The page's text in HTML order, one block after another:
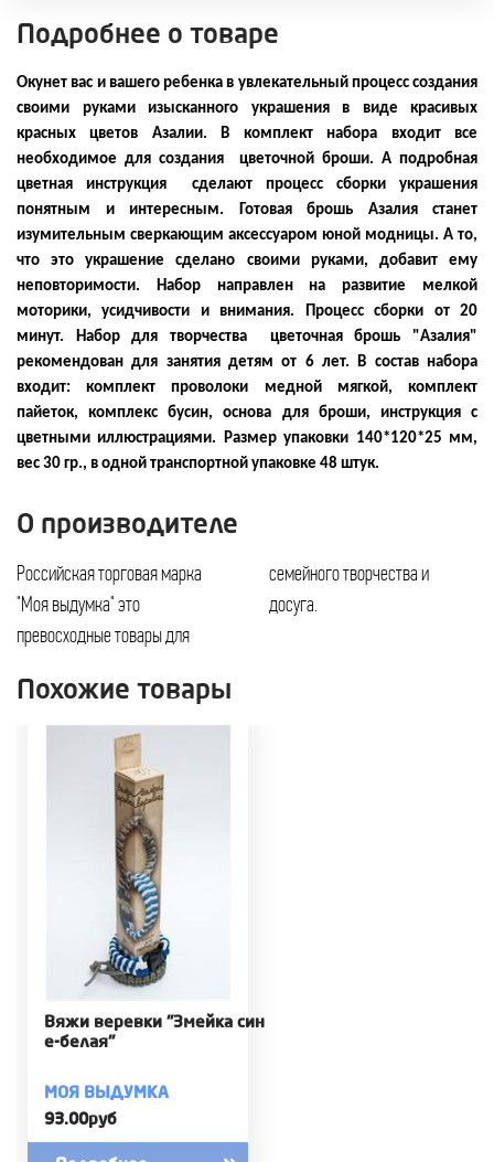
Подробнее о товаре
Окунет вас и вашего ребенка в увлекательный процесс создания
своими руками изысканного украшения в виде красивых
красных цветов Азалии. В комплект набора входит все
необходимое для создания цветочной броши. А подробная
цветная инструкция сделают процесс сборки украшения
понятным и интересным. Готовая брошь Азалия станет
изумительным сверкающим аксессуаром юной модницы. А то,
что это украшение сделано своими руками, добавит ему
неповторимости. Набор направлен на развитие мелкой
моторики, усидчивости и внимания. Процесс сборки от 20
минут. Набор для творчества цветочная брошь "Азалия"
рекомендован для занятия детям от 6 лет. В состав набора
входит: комплект проволоки медной мягкой, комплект
пайеток, комплекс бусин, основа для броши, инструкция с
цветными иллюстрациями. Размер упаковки 140*120*25 мм,
вес 30 гр., в одной транспортной упаковке 48 штук.
О производителе
Российская торговая марка
"Моя выдумка" это
превосходные товары для
семейного творчества и
досуга.
Похожие товары
Вяжи веревки "Змейка син
е-белая"
МОЯ ВЫДУМКА
93.00руб